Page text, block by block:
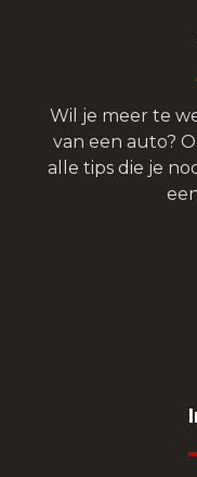
Wil je meer te
van een auto?
alle tips die je